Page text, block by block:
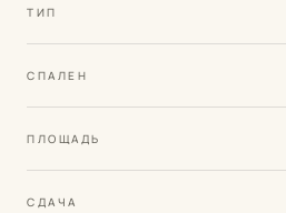
ТИП
СПАЛЕН
ПЛОЩАДЬ
СДАЧА